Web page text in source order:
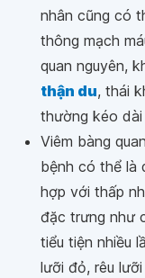
nhân cũng có
thông mạch
quan nguyên,
thận du, thái
thường kéo
Viêm bàng
bệnh có thể là
hợp với thấp
đặc trưng như
tiểu tiện nhiều
lưỡi đỏ, rêu